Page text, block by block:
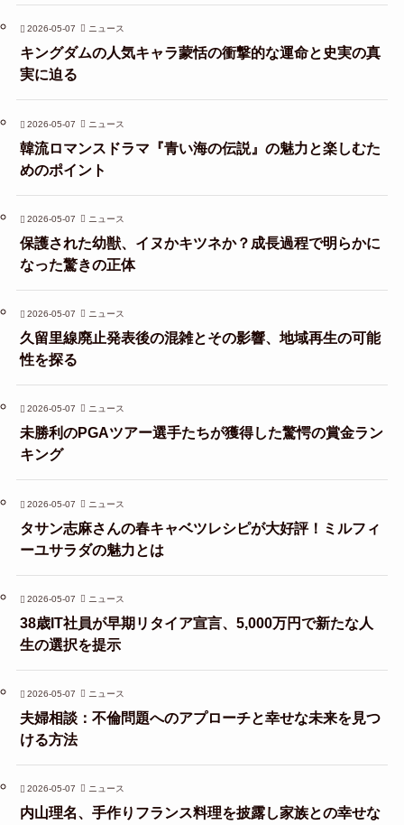
2026-05-07 ニュース
キングダムの人気キャラ蒙恬の衝撃的な運命と史実の真
実に迫る
2026-05-07 ニュース
韓流ロマンスドラマ『青い海の伝説』の魅力と楽しむた
めのポイント
2026-05-07 ニュース
保護された幼獣、イヌかキツネか？成長過程で明らかに
なった驚きの正体
2026-05-07 ニュース
久留里線廃止発表後の混雑とその影響、地域再生の可能
性を探る
2026-05-07 ニュース
未勝利のPGAツアー選手たちが獲得した驚愕の賞金ラン
キング
2026-05-07 ニュース
タサン志麻さんの春キャベツレシピが大好評！ミルフィ
ーユサラダの魅力とは
2026-05-07 ニュース
38歳IT社員が早期リタイア宣言、5,000万円で新たな人
生の選択を提示
2026-05-07 ニュース
夫婦相談：不倫問題へのアプローチと幸せな未来を見つ
ける方法
2026-05-07 ニュース
内山理名、手作りフランス料理を披露し家族との幸せな